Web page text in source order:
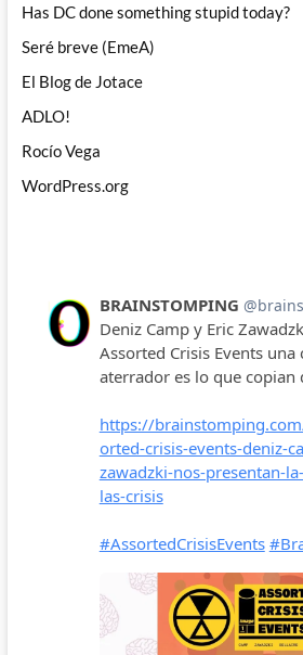
Has DC done something stupid today?
Seré breve (EmeA)
El Blog de Jotace
ADLO!
Rocío Vega
WordPress.org